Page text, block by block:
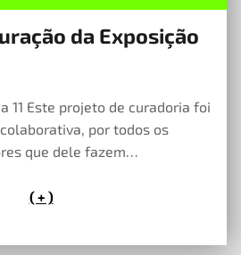
da Exposição
11 Este projeto de curadoria foi
por todos os
que dele fazem…
( + )